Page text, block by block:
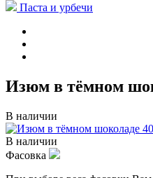
Паста и урбечи
Изюм в тёмном
В наличии
В наличии
Фасовка